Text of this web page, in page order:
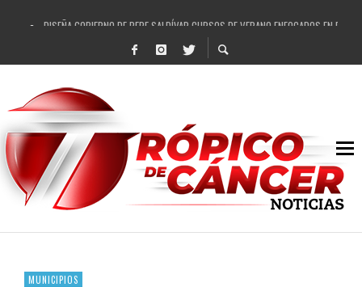
DISEÑA GOBIERNO DE PEPE SALDÍVAR CURSOS DE VERANO ENFOCADOS EN
REFRENDAN LOS 28 DELEGADOS Y 14 COMISARIADOS DE GUADALUPE APOYO A
FORTALECE GOBIERNO DE PEPE SALDÍVAR LA EDUCACIÓN EN LA ZACATECANA
GOBIERNO DE PEPE SALDÍVAR Y GRUPO FEMSA GENERAN MÁS DE 3 MIL EMPLEOS
CUARTA FERIA EXPO AGROPECUARIA TRAJO BENEFICIO DIRECTO A GUADALUPE:
RECONOCE PEPE SALDÍVAR A ARTISTA ZACATECANA VICTORIA HERNÁNDEZ
EGRESA GOBIERNO DE PEPE SALDÍVAR A 500 NUEVAS EMPRESARIAS
SON MUJERES GUADALUPENSES PRINCIPALES BENEFICIADAS DEL PROGRAMA
MUNICIPIOS